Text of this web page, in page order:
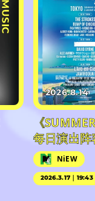
#MUSIC
2026.8.14
《
每日演出阵
NiEW
2026.3.17｜19:43